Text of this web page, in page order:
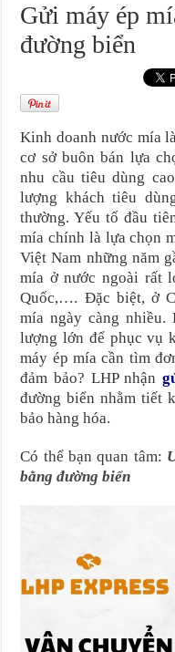
Gửi máy ép
đường biển
Kinh doanh nước mía
cơ sở buôn bán lựa
nhu cầu tiêu dùng
lượng khách tiêu
thường. Yếu tố đầu
mía chính là lựa chọn
Việt Nam những năm
mía ở nước ngoài rất
Quốc,…. Đặc biệt, ở
mía ngày càng
lượng lớn để phục vụ
máy ép mía cần tìm
đảm bảo? LHP nhận
đường biển nhằm tiết
bảo hàng hóa.
Có thể bạn quan tâm:
bằng đường biển